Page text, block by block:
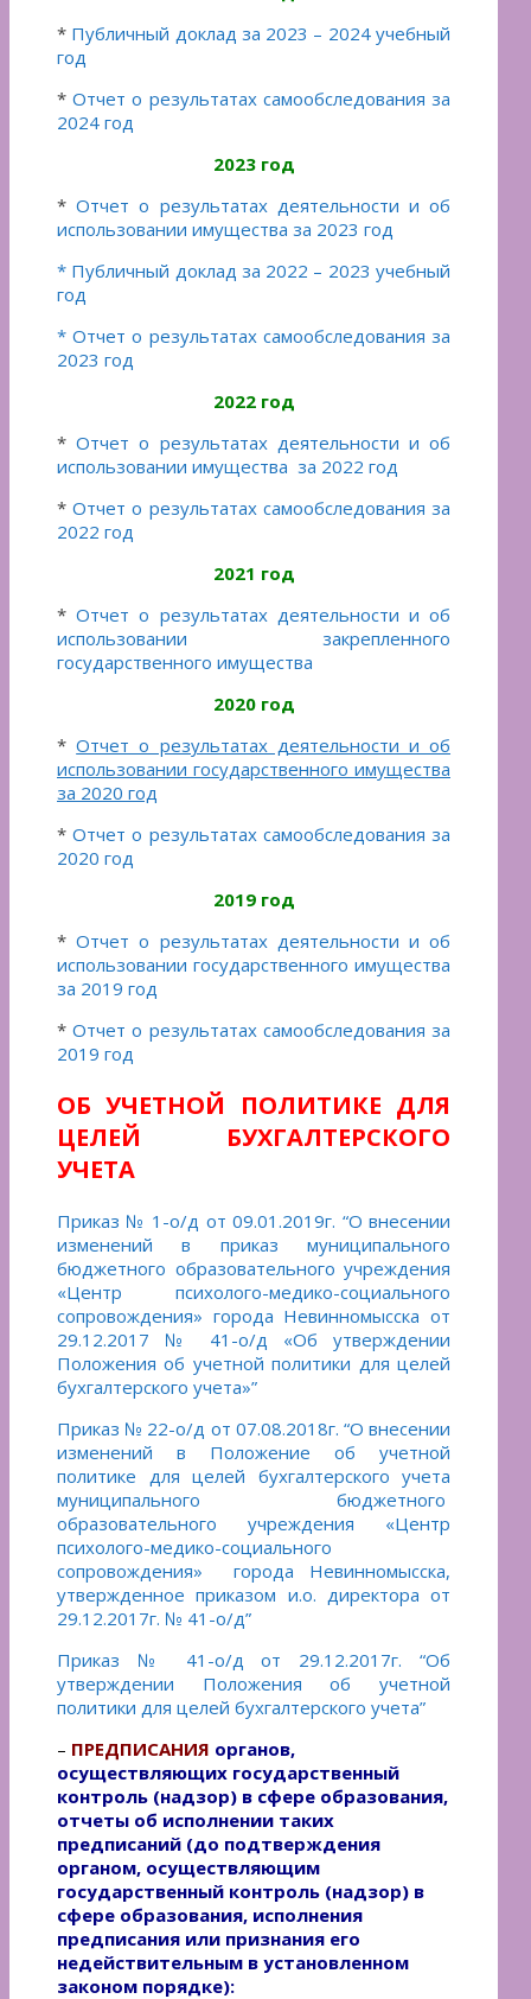
* Публичный доклад за 2023 – 2024 учебный
год
*Отчет о результатах самообследования за
2024 год
2023 год
*Отчет о результатах деятельности и об
использовании имущества за 2023 год
* Публичный доклад за 2022 – 2023 учебный
год
* Отчет о результатах самообследования за
2023 год
2022 год
*Отчет о результатах деятельности и об
использовании имущества за 2022 год
*Отчет о результатах самообследования за
2022 год
2021 год
*Отчет о результатах деятельности и об
использовании закрепленного
государственного имущества
2020 год
*Отчет о результатах деятельности и об
использовании государственного имущества
за 2020 год
*Отчет о результатах самообследования за
2020 год
2019 год
*Отчет о результатах деятельности и об
использовании государственного имущества
за 2019 год
*Отчет о результатах самообследования за
2019 год
ОБ УЧЕТНОЙ ПОЛИТИКЕ ДЛЯ
ЦЕЛЕЙ БУХГАЛТЕРСКОГО
УЧЕТА
Приказ № 1-о/д от 09.01.2019г. “О внесении
изменений в приказ муниципального
бюджетного образовательного учреждения
«Центр психолого-медико-социального
сопровождения» города Невинномысска от
29.12.2017 № 41-о/д «Об утверждении
Положения об учетной политики для целей
бухгалтерского учета»”
Приказ № 22-о/д от 07.08.2018г. “О внесении
изменений в Положение об учетной
политике для целей бухгалтерского учета
муниципального бюджетного
образовательного учреждения «Центр
психолого-медико-социального
сопровождения» города Невинномысска,
утвержденное приказом и.о. директора от
29.12.2017г. № 41-о/д”
Приказ № 41-о/д от 29.12.2017г. “Об
утверждении Положения об учетной
политики для целей бухгалтерского учета”
– ПРЕДПИСАНИЯ органов,
осуществляющих государственный
контроль (надзор) в сфере образования,
отчеты об исполнении таких
предписаний (до подтверждения
органом, осуществляющим
государственный контроль (надзор) в
сфере образования, исполнения
предписания или признания его
недействительным в установленном
законом порядке):